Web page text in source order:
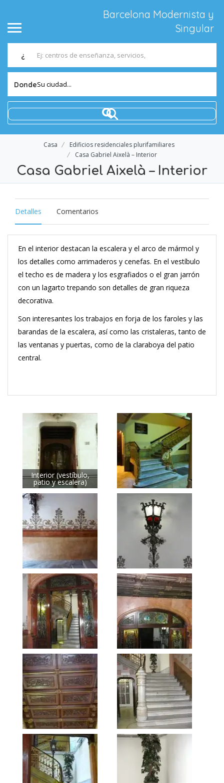
Barcelona Modernista y
Singular
¿
DondeSu ciudad...
Casa
Edificios residenciales plurifamiliares
Casa Gabriel Aixelà – Interior
Casa Gabriel Aixelà – Interior
Detalles Comentarios
En el interior destacan la escalera y el arco de mármol y
los detalles como arrimaderos y cenefas. En el vestíbulo
el techo es de madera y los esgrafiados o el gran jarrón
con un lagarto trepando son detalles de gran riqueza
decorativa.
Son interesantes los trabajos en forja de los faroles y las
barandas de la escalera, así como las cristaleras, tanto de
las ventanas y puertas, como de la claraboya del patio
central.
Interior (vestíbulo,
patio y escalera)